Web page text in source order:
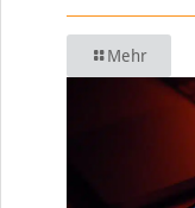
Mehr